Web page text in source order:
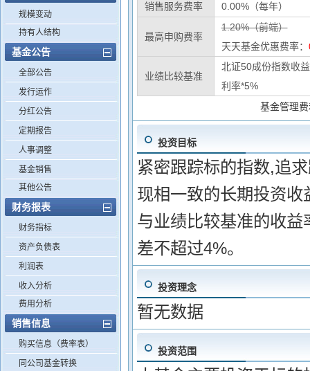
规模变动
持有人结构
基金公告
全部公告
发行运作
分红公告
定期报告
人事调整
基金销售
其他公告
财务报表
财务指标
资产负债表
利润表
收入分析
费用分析
销售信息
购买信息（费率表）
同公司基金转换
销售服务费率
0.00%（每年）
最高申购费率
1.20%（前端）
天天基金优惠费率：
业绩比较基准
北证50成份指数收
利率*5%
基金管理
投资目标
紧密跟踪标的指数,追
现相一致的长期投资
与业绩比较基准的收
差不超过4%。
投资理念
暂无数据
投资范围